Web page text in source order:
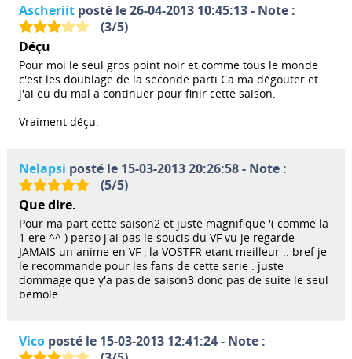
Ascheriitposté le 26-04-2013 10:45:13 - Note :
(3/5)
Déçu
Pour moi le seul gros point noir et comme tous le monde
c'est les doublage de la seconde parti.Ca ma dégouter et
j'ai eu du mal a continuer pour finir cette saison.
Vraiment déçu.
Nelapsi posté le 15-03-2013 20:26:58 - Note :
(5/5)
Que dire.
Pour ma part cette saison2 et juste magnifique '( comme la
1 ere ^^ ) perso j'ai pas le soucis du VF vu je regarde
JAMAIS un anime en VF , la VOSTFR etant meilleur .. bref je
le recommande pour les fans de cette serie . juste
dommage que y'a pas de saison3 donc pas de suite le seul
bemole..
Vicoposté le 15-03-2013 12:41:24 - Note :